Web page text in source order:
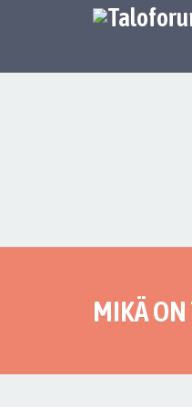
[urbaanin
MIKÄ